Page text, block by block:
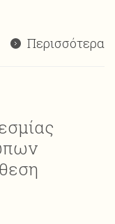
Περισσότερα